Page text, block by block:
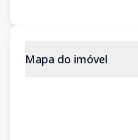
Mapa do imóvel